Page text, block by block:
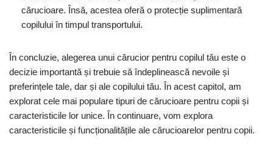
cărucioare. Însă, acestea oferă o protecție suplimentară
copilului în timpul transportului.
În concluzie, alegerea unui cărucior pentru copilul tău este o
decizie importantă și trebuie să îndeplinească nevoile și
preferințele tale, dar și ale copilului tău. În acest capitol, am
explorat cele mai populare tipuri de cărucioare pentru copii și
caracteristicile lor unice. În continuare, vom explora
caracteristicile și funcționalitățile ale cărucioarelor pentru copii.